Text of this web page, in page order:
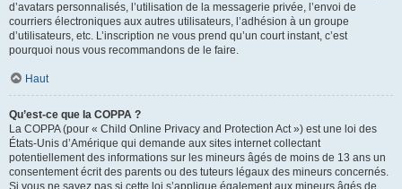
d’avatars personnalisés, l’utilisation de la messagerie privée, l’envoi de
courriers électroniques aux autres utilisateurs, l’adhésion à un groupe
d’utilisateurs, etc. L’inscription ne vous prend qu’un court instant, c’est
pourquoi nous vous recommandons de le faire.
Haut
Qu’est-ce que la COPPA ?
La COPPA (pour « Child Online Privacy and Protection Act ») est une loi des
États-Unis d’Amérique qui demande aux sites internet collectant
potentiellement des informations sur les mineurs âgés de moins de 13 ans un
consentement écrit des parents ou des tuteurs légaux des mineurs concernés.
Si vous ne savez pas si cette loi s’applique également aux mineurs âgés de